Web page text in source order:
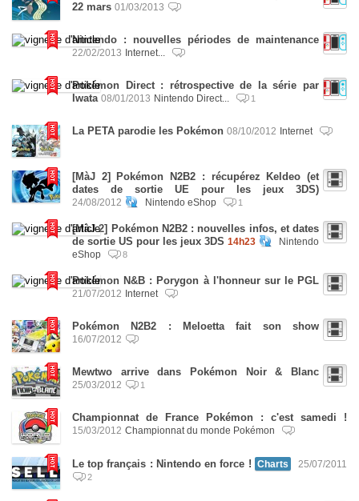
22 mars 01/03/2013
Nintendo : nouvelles périodes de maintenance
22/02/2013 Internet...
Pokémon Direct : rétrospective de la série par
Iwata 08/01/2013 Nintendo Direct... 1
La PETA parodie les Pokémon 08/10/2012 Internet
[MàJ 2] Pokémon N2B2 : récupérez Keldeo (et
dates de sortie UE pour les jeux 3DS)
24/08/2012 Nintendo eShop 1
[MàJ 2] Pokémon N2B2 : nouvelles infos, et dates
de sortie US pour les jeux 3DS 14h23
Nintendo
eShop
8
Pokémon N&B : Porygon à l'honneur sur le PGL
21/07/2012 Internet
Pokémon N2B2 : Meloetta fait son show
16/07/2012
Mewtwo arrive dans Pokémon Noir & Blanc
25/03/2012 1
Championnat de France Pokémon : c'est samedi !
15/03/2012 Championnat du monde Pokémon
Le top français : Nintendo en force ! Charts 25/07/2011
2